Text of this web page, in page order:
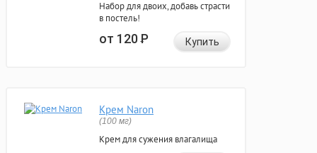
Набор для двоих, добавь страсти
в постель!
от 120Р Купить
Крем Naron
(100 мг)
Крем для сужения влагалища